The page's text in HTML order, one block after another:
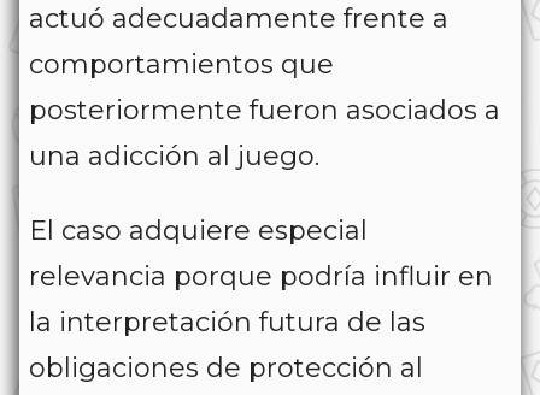
actuó adecuadamente frente a
comportamientos que
posteriormente fueron asociados a
una adicción al juego.
El caso adquiere especial
relevancia porque podría influir en
la interpretación futura de las
obligaciones de protección al